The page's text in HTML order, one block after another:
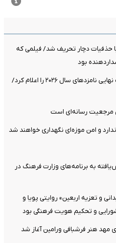
حذفیات دچار تحریف شد/ فیلمی که
بود
جشنواره جهانی معماری فهرست نهایی نامزدهای سال ۲۰۲۶ را اعلام کرد/
مرجعیت رسانه‌ای است
و امن موزه‌ای نگهداری خواهند شد
به برنامه‌های وزارت فرهنگ در
و تعزیه اربعین» روایتی پویا و
و تحکیم هویت فرهنگی بود
مهد هنر فرشبافی ورامین آغاز شد